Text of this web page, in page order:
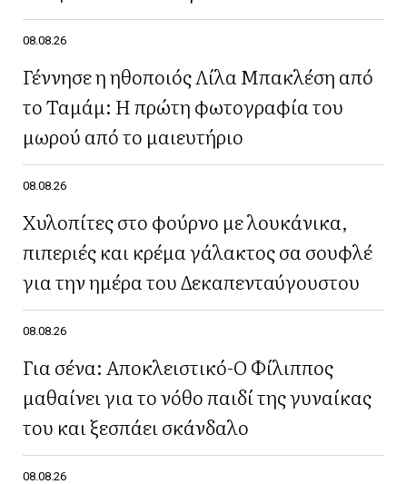
08.08.26
Γέννησε η ηθοποιός Λίλα Μπακλέση από
το Ταμάμ: Η πρώτη φωτογραφία του
μωρού από το μαιευτήριο
08.08.26
Χυλοπίτες στο φούρνο με λουκάνικα,
πιπεριές και κρέμα γάλακτος σα σουφλέ
για την ημέρα του Δεκαπενταύγουστου
08.08.26
Για σένα: Αποκλειστικό-Ο Φίλιππος
μαθαίνει για το νόθο παιδί της γυναίκας
του και ξεσπάει σκάνδαλο
08.08.26